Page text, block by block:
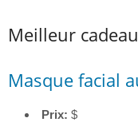
Meilleur
Masque facial
Prix: $